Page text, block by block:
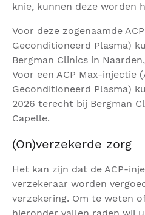
knie, kunnen deze worden
Voor deze zogenaamde
Geconditioneerd Plasma)
Bergman Clinics in
Voor een ACP Max-injectie
Geconditioneerd Plasma)
2026 terecht bij Bergman
Capelle.
(On)verzekerde zorg
Het kan zijn dat de ACP-
verzekeraar worden
verzekering. Om te weten